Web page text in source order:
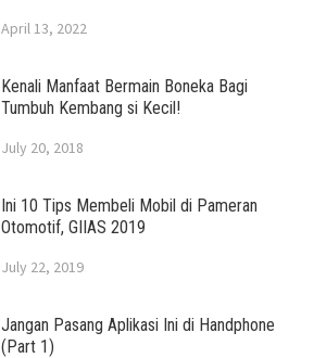
April 13, 2022
Kenali Manfaat Bermain Boneka Bagi
Tumbuh Kembang si Kecil!
July 20, 2018
Ini 10 Tips Membeli Mobil di Pameran
Otomotif, GIIAS 2019
July 22, 2019
Jangan Pasang Aplikasi Ini di Handphone
(Part 1)